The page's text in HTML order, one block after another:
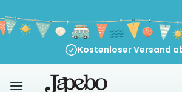
Inhalt
springen
Kostenloser Versand